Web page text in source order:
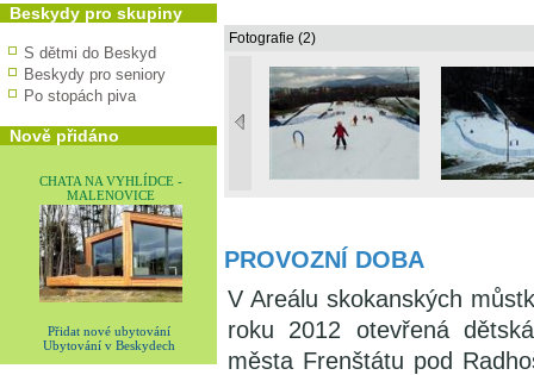
Beskydy pro skupiny
S dětmi do Beskyd
Beskydy pro seniory
Po stopách piva
Nově přidáno
CHATA NA VYHLÍDCE -
MALENOVICE
Přidat nové ubytování
Ubytování v Beskydech
Fotografie (2)
PROVOZNÍ DOBA
V Areálu skokanských
roku 2012 otevřená
města Frenštátu pod